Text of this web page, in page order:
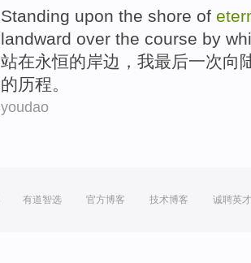
Standing upon the shore of
landward over the course by
站在永恒的岸边 ， 我最后一次向
的历程。
youdao
有道智选 官方博客 技术博客 诚聘英才